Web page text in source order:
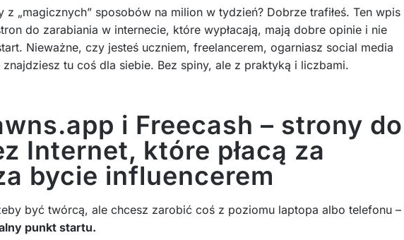
„magicznych” sposobów na milion w tydzień? Dobrze trafiłeś. Ten wpis
do zarabiania w internecie, które wypłacają, mają dobre opinie i nie
Nieważne, czy jesteś uczniem, freelancerem, ogarniasz social media
tu coś dla siebie. Bez spiny, ale z praktyką i liczbami.
i Freecash – strony do
Internet, które płacą za
bycie influencerem
być twórcą, ale chcesz zarobić coś z poziomu laptopa albo telefonu –
punkt startu.